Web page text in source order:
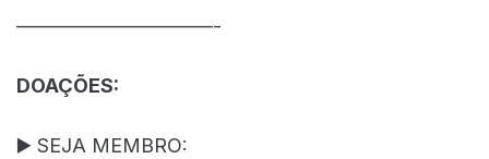
——————————-
DOAÇÕES:
▶️ SEJA MEMBRO: